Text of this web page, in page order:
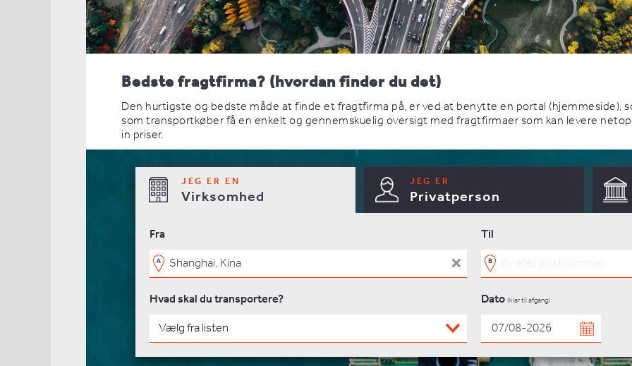
Bedste fragtfirma? (hvordan finder du det)
Den hurtigste og bedste måde at finde et fragtfirma på, er ved at benytte en portal (hjemmeside),
som transportkøber få en enkelt og gennemskuelig oversigt med fragtfirmaer som kan levere
in priser.
JEG ER EN
Virksomhed
JEG ER
Privatperson
Fra Til
Hvad skal du transportere? Dato(klar til afgang)